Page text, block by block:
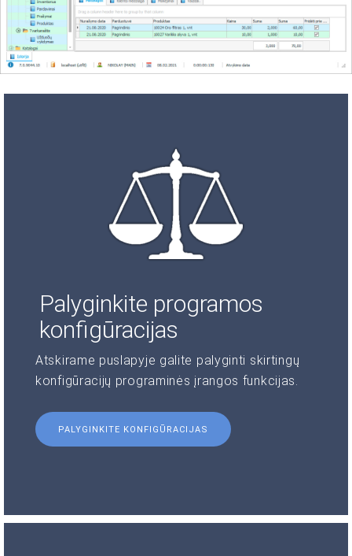
Palyginkite programos
konfigūracijas
Atskirame puslapyje galite palyginti skirtingų
konfigūracijų programinės įrangos funkcijas.
PALYGINKITE KONFIGŪRACIJAS